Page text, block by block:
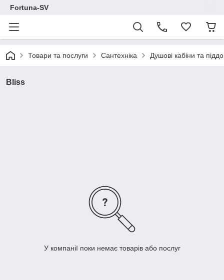
Fortuna-SV
Товари та послуги Сантехніка Душові кабіни та
Bliss
У компанії поки немає товарів або послуг